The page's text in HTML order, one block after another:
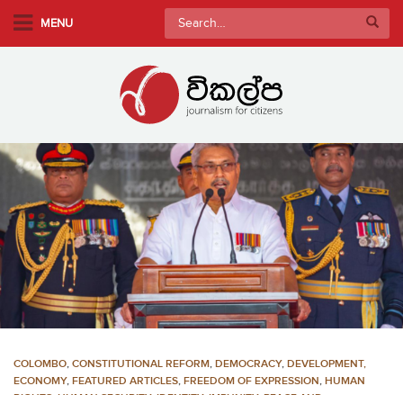
m
c
o
n
e
MENU
Search
for:
COLOMBO, CONSTITUTIONAL REFORM, DEMOCRACY, DEVELOPMENT,
ECONOMY, FEATURED ARTICLES, FREEDOM OF EXPRESSION, HUMAN